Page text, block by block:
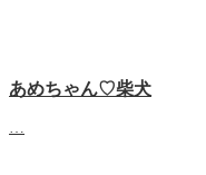
あめちゃん♡‬柴犬